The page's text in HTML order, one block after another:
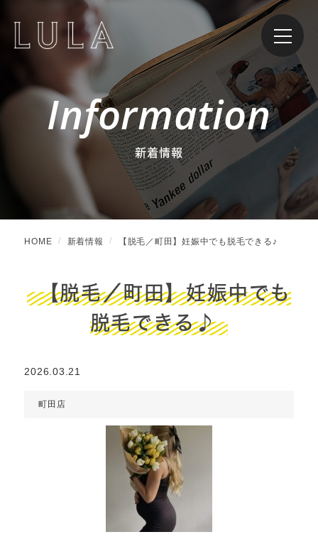
Information
新着情報
HOME 新着情報 【脱毛／町田】妊娠中でも脱毛できる♪
【脱毛／町田】妊娠中でも
脱毛できる♪
2026.03.21
町田店